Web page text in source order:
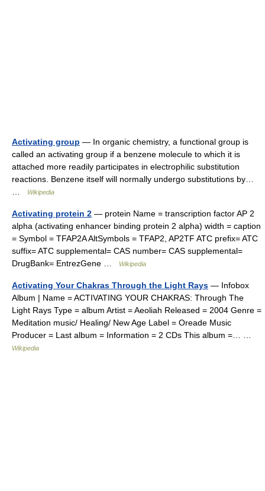
Activating group — In organic chemistry, a functional group is
called an activating group if a benzene molecule to which it is
attached more readily participates in electrophilic substitution
reactions. Benzene itself will normally undergo substitutions by…
Wikipedia
Activating protein 2 — protein Name = transcription factor AP 2
alpha (activating enhancer binding protein 2 alpha) width = caption
= Symbol = TFAP2A AltSymbols = TFAP2, AP2TF ATC prefix= ATC
suffix= ATC supplemental= CAS number= CAS supplemental=
DrugBank= EntrezGene …
Wikipedia
Activating Your Chakras Through the Light Rays — Infobox
Album | Name = ACTIVATING YOUR CHAKRAS: Through The
Light Rays Type = album Artist = Aeoliah Released = 2004 Genre =
Meditation music/ Healing/ New Age Label = Oreade Music
Producer = Last album = Information = 2 CDs This album =… …
Wikipedia